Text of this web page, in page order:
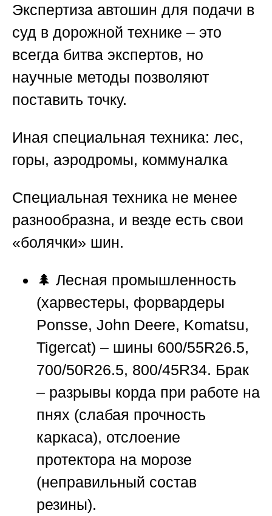
Экспертиза автошин для подачи в
суд в дорожной технике – это
всегда битва экспертов, но
научные методы позволяют
поставить точку.
Иная специальная техника: лес,
горы, аэродромы, коммуналка
Специальная техника не менее
разнообразна, и везде есть свои
«болячки» шин.
🌲 Лесная промышленность
(харвестеры, форвардеры
Ponsse, John Deere, Komatsu,
Tigercat) – шины 600/55R26.5,
700/50R26.5, 800/45R34. Брак
– разрывы корда при работе на
пнях (слабая прочность
каркаса), отслоение
протектора на морозе
(неправильный состав
резины).